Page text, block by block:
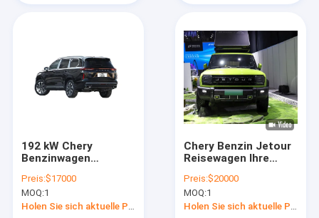
192 kW Chery
Benzinwagen
Hatchback EXEED VX
Ein Hybrid-
Meisterwerk
Preis:$17000
MOQ:1
Holen Sie sich aktuelle Preis
Chery Benzin Jetour
Reisewagen Ihre
Abenteuerfahrzeug
Preis:$20000
MOQ:1
Holen Sie sich aktuelle Preis